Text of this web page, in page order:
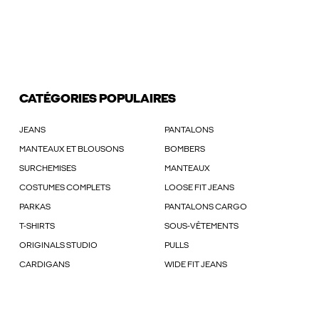
CATÉGORIES POPULAIRES
JEANS PANTALONS
MANTEAUX ET BLOUSONS BOMBERS
SURCHEMISES MANTEAUX
COSTUMES COMPLETS LOOSE FIT JEANS
PARKAS PANTALONS CARGO
T-SHIRTS SOUS-VÊTEMENTS
ORIGINALS STUDIO PULLS
CARDIGANS WIDE FIT JEANS